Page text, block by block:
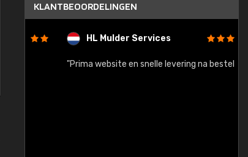
KLANTBEOORDELINGEN
HL Mulder Services
"Prima website en snelle levering na bestelling"